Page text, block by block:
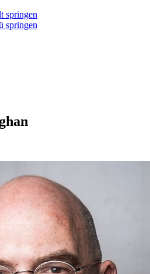
springen
springen